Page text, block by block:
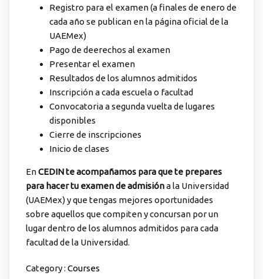
Registro para el examen (a finales de enero de
cada año se publican en la página oficial de la
UAEMex)
Pago de deerechos al examen
Presentar el examen
Resultados de los alumnos admitidos
Inscripción a cada escuela o facultad
Convocatoria a segunda vuelta de lugares
disponibles
Cierre de inscripciones
Inicio de clases
EnCEDIN te acompañamos para que te prepares
para hacer tu examen de admisióna la Universidad
(UAEMex) y que tengas mejores oportunidades
sobre aquellos que compiten y concursan por un
lugar dentro de los alumnos admitidos para cada
facultad de la Universidad.
Category : Courses